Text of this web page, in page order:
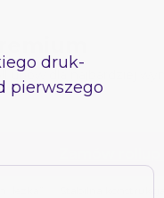
upów dla najbardziej
Zamów
druk-
pierwszego